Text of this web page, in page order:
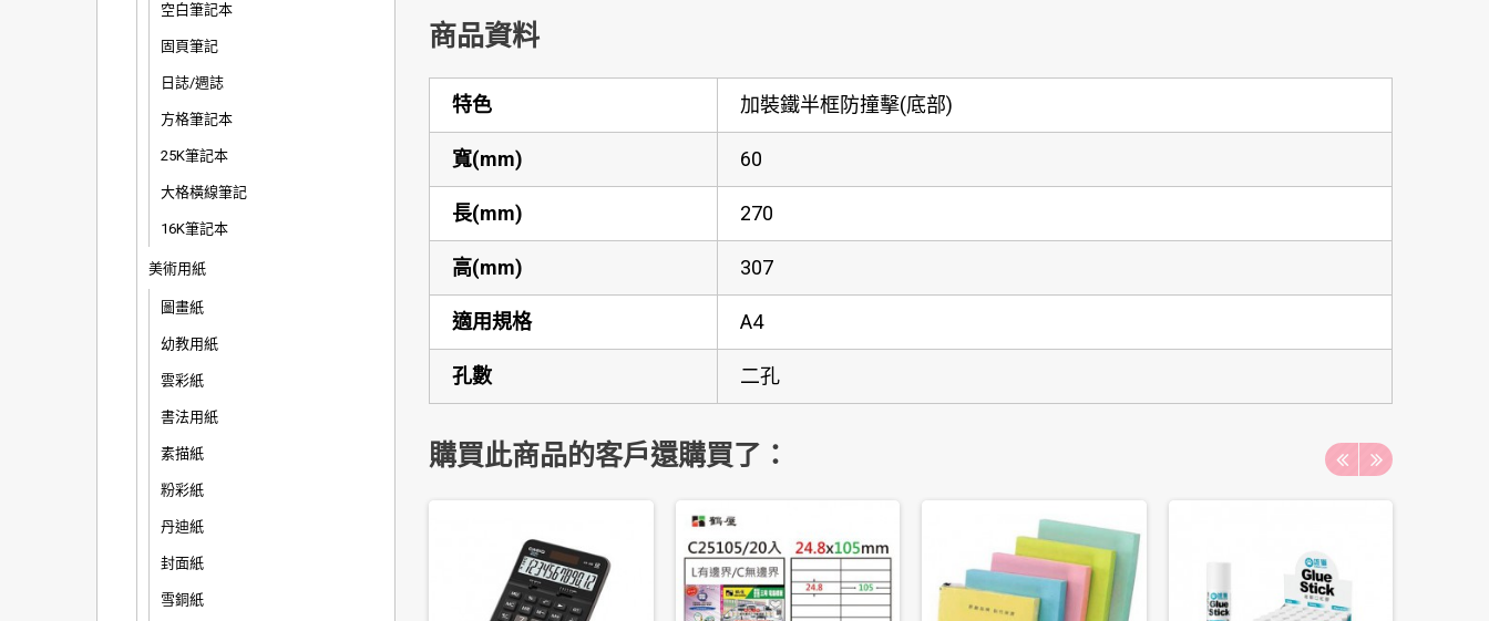
空白筆記本
固頁筆記
日誌/週誌
方格筆記本
25K筆記本
大格橫線筆記
16K筆記本
美術用紙
圖畫紙
幼教用紙
雲彩紙
書法用紙
素描紙
粉彩紙
丹迪紙
封面紙
雪銅紙
商品資料
特色 加裝鐵半框防撞擊(底部)
寬(mm) 60
長(mm) 270
高(mm) 307
適用規格 A4
孔數 二孔
購買此商品的客戶還購買了：